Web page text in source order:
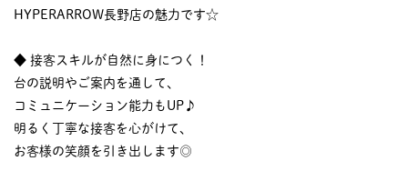
HYPERARROW長野店の魅力です☆
◆ 接客スキルが自然に身につく！
台の説明やご案内を通して、
コミュニケーション能力もUP♪
明るく丁寧な接客を心がけて、
お客様の笑顔を引き出します◎